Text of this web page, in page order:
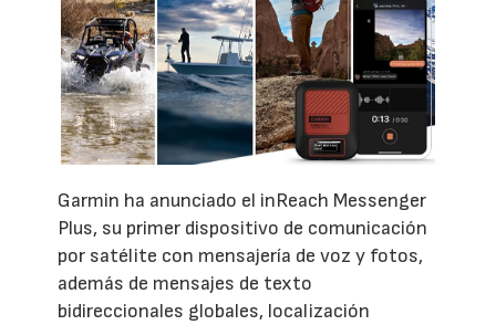
Garmin ha anunciado el inReach Messenger
Plus, su primer dispositivo de comunicación
por satélite con mensajería de voz y fotos,
además de mensajes de texto
bidireccionales globales, localización